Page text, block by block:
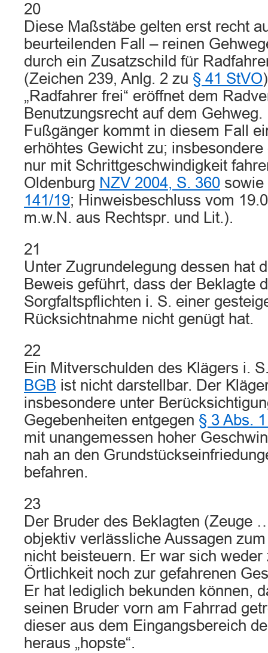
20
Diese Maßstäbe gelten erst recht
beurteilenden Fall – reinen
durch ein Zusatzschild für
(Zeichen 239, Anlg. 2 zu § 41 StVO
„Radfahrer frei“ eröffnet dem
Benutzungsrecht auf dem
Fußgänger kommt in diesem Fall
erhöhtes Gewicht zu;
nur mit Schrittgeschwindigkeit
Oldenburg NZV 2004, S. 360 sowie
141/19; Hinweisbeschluss vom
m.w.N. aus Rechtspr. und Lit.).
21
Unter Zugrundelegung dessen hat
Beweis geführt, dass der Beklagte
Sorgfaltspflichten i. S. einer
Rücksichtnahme nicht genügt hat.
22
Ein Mitverschulden des Klägers i.
BGB ist nicht darstellbar. Der
insbesondere unter
Gegebenheiten entgegen § 3 Abs.
mit unangemessen hoher
nah an den
befahren.
23
Der Bruder des Beklagten (Zeuge
objektiv verlässliche Aussagen
nicht beisteuern. Er war sich weder
Örtlichkeit noch zur gefahrenen
Er hat lediglich bekunden können,
seinen Bruder vorn am Fahrrad
dieser aus dem Eingangsbereich
heraus „hopste“.